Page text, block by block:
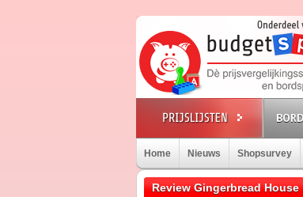
Home Nieuws Shopsurvey
Review Gingerbread House